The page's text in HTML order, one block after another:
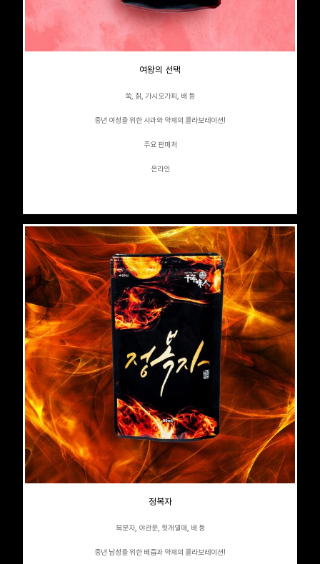
여왕의 선택
쑥, 칡, 가시오가피, 배 등
중년 여성을 위한 사과와 약재의 콜라보레이션!
주요 판매처
온라인
정복자
복분자, 야관문, 헛개열매, 배 등
중년 남성을 위한 배즙과 약재의 콜라보레이션!